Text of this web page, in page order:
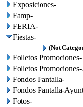
Exposiciones-
Famp-
FERIA-
Fiestas-
(Not
Folletos Promociones-
Folletos
Fondos Pantalla-
Fondos Pantalla-
Fotos-